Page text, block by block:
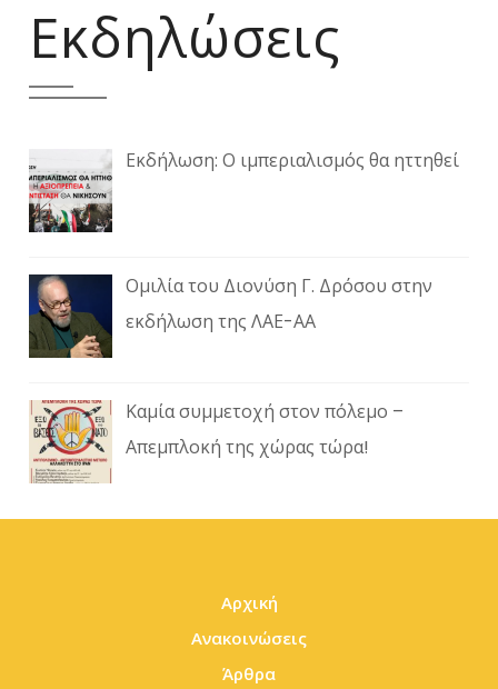
Εκδηλώσεις
Εκδήλωση: Ο ιμπεριαλισμός θα ηττηθεί
Ομιλία του Διονύση Γ. Δρόσου στην
εκδήλωση της ΛΑΕ-ΑΑ
Καμία συμμετοχή στον πόλεμο –
Απεμπλοκή της χώρας τώρα!
Αρχική
Ανακοινώσεις
Άρθρα